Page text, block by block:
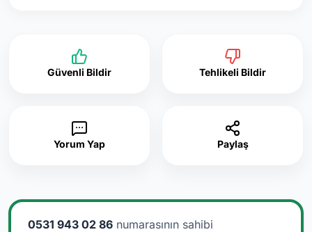
Güvenli Bildir Tehlikeli Bildir
Yorum Yap Paylaş
0531 943 02 86 numarasının sahibi